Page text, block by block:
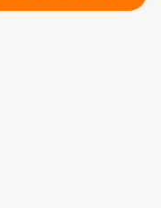
assiettes américaines ? >